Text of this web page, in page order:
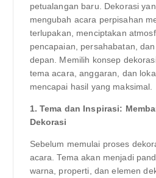
petualangan baru. Dekorasi
mengubah acara perpisahan
terlupakan, menciptakan
pencapaian, persahabatan,
depan. Memilih konsep
tema acara, anggaran, dan
mencapai hasil yang maksimal.
1. Tema dan Inspirasi:
Dekorasi
Sebelum memulai proses
acara. Tema akan menjadi
warna, properti, dan elemen